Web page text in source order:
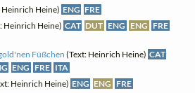
Heinrich Heine) ENG FRE
Heinrich Heine) CAT DUT ENG ENG FRE
Füßchen (Text: Heinrich Heine) CAT
ENG FRE ITA
Heinrich Heine) ENG ENG FRE